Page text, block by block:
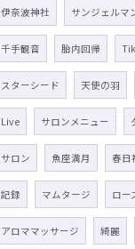
伊奈波神社 サンジェルマ
千手観音 胎内回帰
スターシード 天使の羽
Live サロンメニュー
サロン 魚座満月 春日
記録 マムタージ ロー
アロママッサージ 綺麗